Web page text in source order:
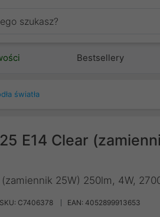
Bestsellery
światła
E14 Clear
25W) 250lm, 4W,
SKU: C7406378 EAN: 4052899913653